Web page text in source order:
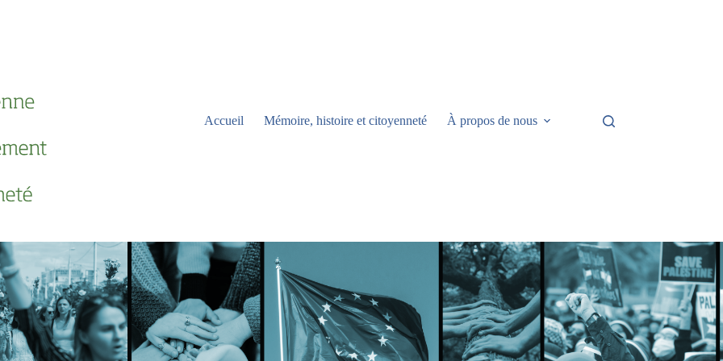
Accueil Mémoire, histoire et citoyenneté À propos de nous